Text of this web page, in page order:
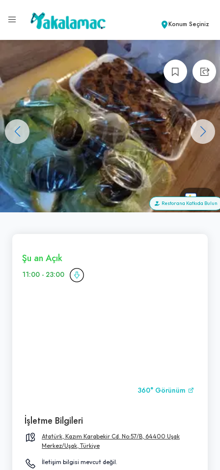
Konum Seçiniz
+7
Restorana Katkıda Bulun
Şu an Açık
11:00 - 23:00
360° Görünüm
İşletme Bilgileri
Atatürk, Kazım Karabekir Cd. No:57/B, 64400 Uşak
Merkez/Uşak, Türkiye
İletişim bilgisi mevcut değil.